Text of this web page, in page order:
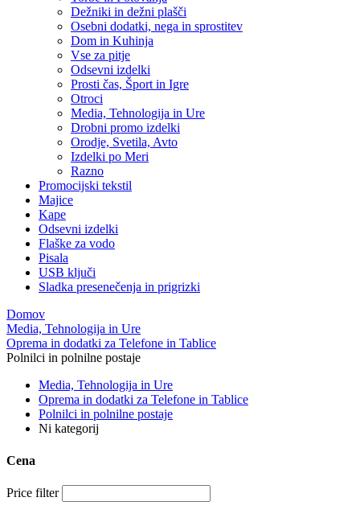
Dežniki in dežni plašči
Osebni dodatki, nega in sprostitev
Dom in Kuhinja
Vse za pitje
Odsevni izdelki
Prosti čas, Šport in Igre
Otroci
Media, Tehnologija in Ure
Drobni promo izdelki
Orodje, Svetila, Avto
Izdelki po Meri
Razno
Promocijski tekstil
Majice
Kape
Odsevni izdelki
Flaške za vodo
Pisala
USB ključi
Sladka presenečenja in prigrizki
Domov
Media, Tehnologija in Ure
Oprema in dodatki za Telefone in Tablice
Polnilci in polnilne postaje
Media, Tehnologija in Ure
Oprema in dodatki za Telefone in Tablice
Polnilci in polnilne postaje
Ni kategorij
Cena
Price filter